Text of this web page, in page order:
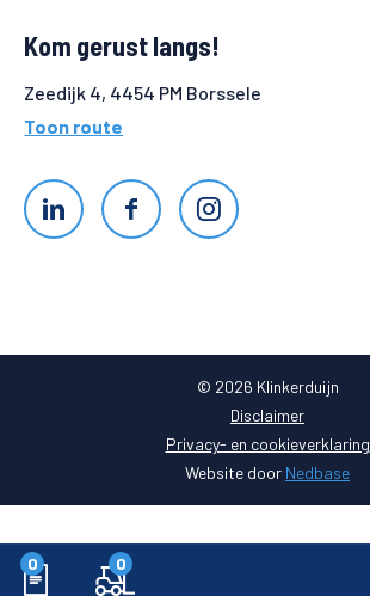
0 0
Kom gerust langs!
Zeedijk 4, 4454 PM Borssele
Toon route
© 2026 Klinkerduijn
Disclaimer
Privacy- en cookieverklaring
Website door Nedbase